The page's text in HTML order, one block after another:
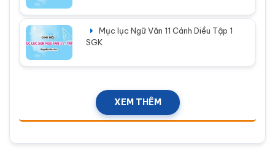
Mục lục Ngữ Văn 11 Cánh Diều Tập 1
SGK
XEM THÊM